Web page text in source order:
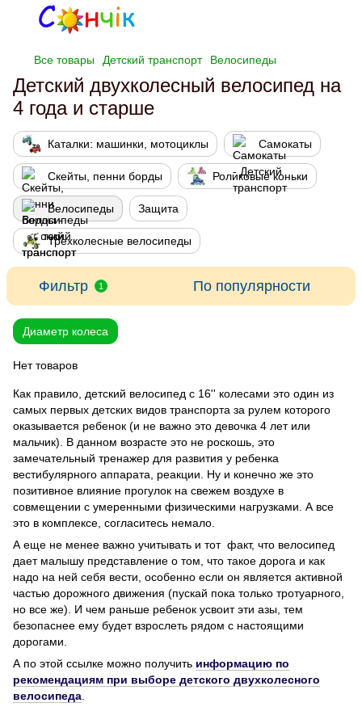
Все товары Детский транспорт Велосипеды
Детский двухколесный велосипед на
4 года и старше
Каталки: машинки, мотоциклы Самокаты
Скейты, пенни борды Роликовые коньки
Велосипеды Защита
Трехколесные велосипеды
Фильтр 1 По популярности
Диаметр колеса
Нет товаров
Как правило, детский велосипед с 16'' колесами это один из
самых первых детских видов транспорта за рулем которого
оказывается ребенок (и не важно это девочка 4 лет или
мальчик). В данном возрасте это не роскошь, это
замечательный тренажер для развития у ребенка
вестибулярного аппарата, реакции. Ну и конечно же это
позитивное влияние прогулок на свежем воздухе в
совмещении с умеренными физическими нагрузками. А все
это в комплексе, согласитесь немало.
А еще не менее важно учитывать и тот факт, что велосипед
дает малышу представление о том, что такое дорога и как
надо на ней себя вести, особенно если он является активной
частью дорожного движения (пускай пока только тротуарного,
но все же). И чем раньше ребенок усвоит эти азы, тем
безопаснее ему будет взрослеть рядом с настоящими
дорогами.
А по этой ссылке можно получить информацию по
рекомендациям при выборе детского двухколесного
велосипеда